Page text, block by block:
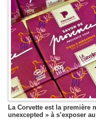
La Corvette est la première
unexcepted » à s’exposer